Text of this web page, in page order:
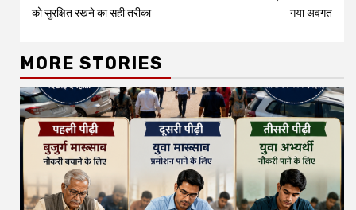
को सुरक्षित रखने का सही तरीका
गया अवगत
MORE STORIES